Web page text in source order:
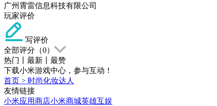
广州霄雷信息科技有限公司
玩家评价
写评价
全部评分（0）
热门
最新
最赞
下载小米游戏中心，参与互动！
首页 > 时尚化妆达人
友情链接
小米应用商店小米商城英雄互娱